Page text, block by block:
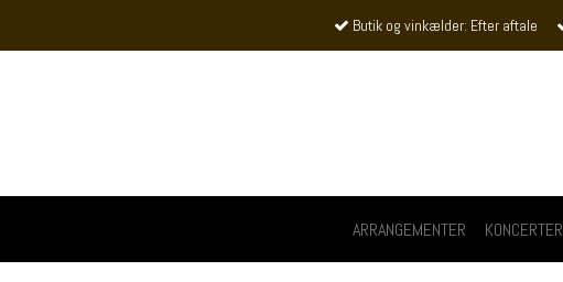
Butik og vinkælder: Efter aftale
ARRANGEMENTER KONCERTER